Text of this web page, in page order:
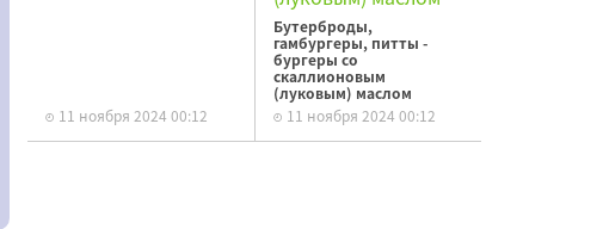
11 ноября 2024 00:12
Бутерброды,
гамбургеры, питты -
бургеры со
скаллионовым
(луковым) маслом
11 ноября 2024 00:12